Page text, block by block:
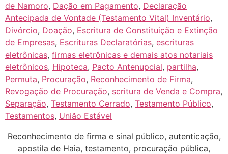
de Namoro, Dação em Pagamento, Declaração
Antecipada de Vontade (Testamento Vital) Inventário,
Divórcio, Doação, Escritura de Constituição e Extinção
de Empresas, Escrituras Declaratórias, escrituras
eletrônicas, firmas eletrônicas e demais atos notariais
eletrônicos, Hipoteca, Pacto Antenupcial, partilha,
Permuta, Procuração, Reconhecimento de Firma,
Revogação de Procuração, scritura de Venda e Compra,
Separação, Testamento Cerrado, Testamento Público,
Testamentos, União Estável
Reconhecimento de firma e sinal público, autenticação,
apostila de Haia, testamento, procuração pública,